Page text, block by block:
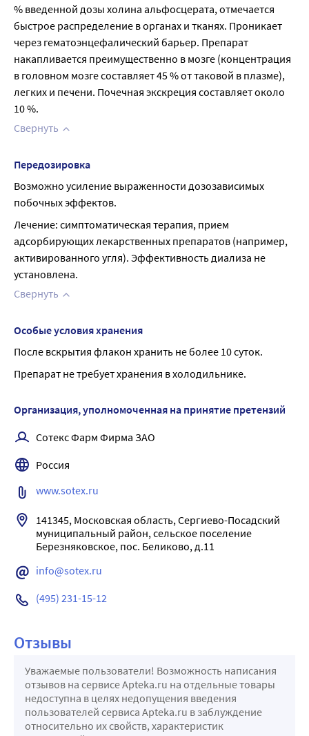
% введенной дозы холина альфосцерата, отмечается
быстрое распределение в органах и тканях. Проникает
через гематоэнцефалический барьер. Препарат
накапливается преимущественно в мозге (концентрация
в головном мозге составляет 45 % от таковой в плазме),
легких и печени. Почечная экскреция составляет около
10 %.
Свернуть
Передозировка
Возможно усиление выраженности дозозависимых
побочных эффектов.
Лечение: симптоматическая терапия, прием
адсорбирующих лекарственных препаратов (например,
активированного угля). Эффективность диализа не
установлена.
Свернуть
Особые условия хранения
После вскрытия флакон хранить не более 10 суток.
Препарат не требует хранения в холодильнике.
Организация, уполномоченная на принятие претензий
Сотекс Фарм Фирма ЗАО
Россия
www.sotex.ru
141345, Московская область, Сергиево-Посадский
муниципальный район, сельское поселение
info@sotex.ru
(495) 231-15-12
Отзывы
Уважаемые пользователи! Возможность написания
отзывов на сервисе Apteka.ru на отдельные товары
недоступна в целях недопущения введения
пользователей сервиса Apteka.ru в заблуждение
относительно их свойств, характеристик